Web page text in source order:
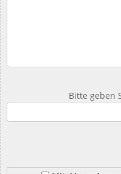
Bitte geben